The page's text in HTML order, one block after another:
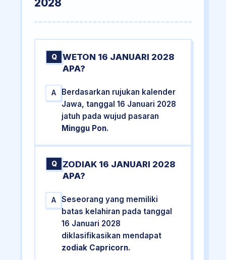
2028
Q
WETON 16 JANUARI 2028
APA?
A
Berdasarkan rujukan kalender
Jawa, tanggal 16 Januari 2028
jatuh pada wujud pasaran
Minggu Pon.
Q
ZODIAK 16 JANUARI 2028
APA?
A
Seseorang yang memiliki
batas kelahiran pada tanggal
16 Januari 2028
diklasifikasikan mendapat
zodiak Capricorn.